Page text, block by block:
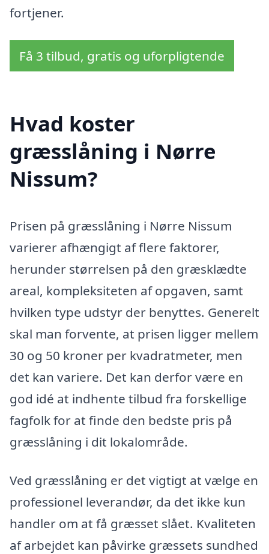
fortjener.
Få 3 tilbud, gratis og uforpligtende
Hvad koster
græsslåning i Nørre
Nissum?
Prisen på græsslåning i Nørre Nissum
varierer afhængigt af flere faktorer,
herunder størrelsen på den græsklædte
areal, kompleksiteten af opgaven, samt
hvilken type udstyr der benyttes. Generelt
skal man forvente, at prisen ligger mellem
30 og 50 kroner per kvadratmeter, men
det kan variere. Det kan derfor være en
god idé at indhente tilbud fra forskellige
fagfolk for at finde den bedste pris på
græsslåning i dit lokalområde.
Ved græsslåning er det vigtigt at vælge en
professionel leverandør, da det ikke kun
handler om at få græsset slået. Kvaliteten
af arbejdet kan påvirke græssets sundhed